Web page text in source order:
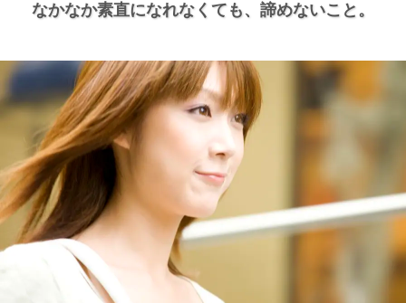
なかなか素直になれなくても、 諦めないこと。